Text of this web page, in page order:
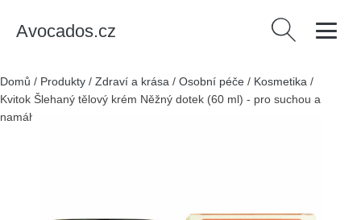
Avocados.cz Vyhledávání
Domů / Produkty / Zdraví a krása / Osobní péče / Kosmetika /
Kvitok Šlehaný tělový krém Něžný dotek (60 ml) - pro suchou a
namáhanou pokožku